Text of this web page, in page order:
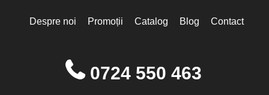
Despre noi Promoții Catalog Blog Contact
0724 550 463